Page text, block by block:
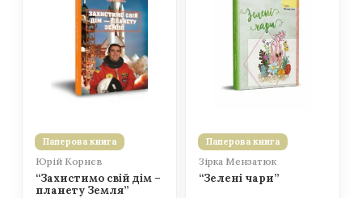
Паперова книга
Юрій Корнєв
“Захистимо свій дім –
планету Земля”
Паперова книга
Зірка Мензатюк
“Зелені чари”